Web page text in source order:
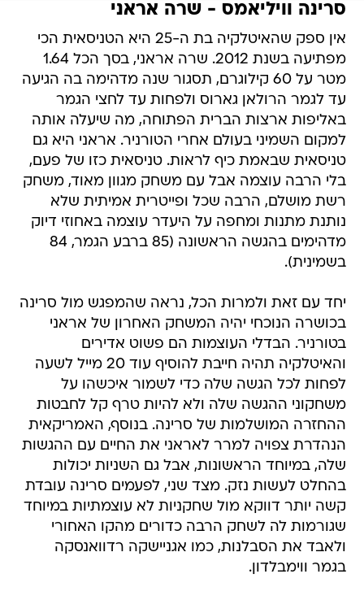
סרינה וויליאמס - שרה אראני
אין ספק שהאיטלקיה בת ה-25 היא הטניסאית הכי
מפתיעה בשנת 2012. שרה אראני, בסך הכל 1.64
מטר על 60 קילוגרם, תסגור שנה מדהימה בה הגיעה
עד לגמר הרולאן גארוס ולפחות עד לחצי הגמר
באליפות ארצות הברית הפתוחה, מה שיעלה אותה
למקום השמיני בעולם אחרי הטורניר. אראני היא גם
טניסאית שבאמת כיף לראות. טניסאית כזו של פעם,
בלי הרבה עוצמה אבל עם משחק מגוון מאוד, משחק
רשת מושלם, הרבה שכל ופייטרית אמיתית שלא
נותנת מתנות ומחפה על היעדר עוצמה באחוזי דיוק
מדהימים בהגשה הראשונה (85 ברבע הגמר, 84
בשמינית).
יחד עם זאת ולמרות הכל, נראה שהמפגש מול סרינה
בכושרה הנוכחי יהיה המשחק האחרון של אראני
בטורניר. הבדלי העוצמות הם פשוט אדירים
והאיטלקיה תהיה חייבת להוסיף עוד 20 מייל לשעה
לפחות לכל הגשה שלה כדי לשמור איכשהו על
משחקוני ההגשה שלה ולא להיות טרף קל לחבטות
ההחזרה המושלמות של סרינה. בנוסף, האמריקאית
הנהדרת צפויה למרר לאראני את החיים עם ההגשות
שלה, במיוחד הראשונות, אבל גם השניות יכולות
בהחלט לעשות נזק. מצד שני, לפעמים סרינה עובדת
קשה יותר דווקא מול שחקניות לא עוצמתיות במיוחד
שגורמות לה לשחק הרבה כדורים מהקו האחורי
ולאבד את הסבלנות, כמו אגניישקה רדוואנסקה
בגמר ווימבלדון.